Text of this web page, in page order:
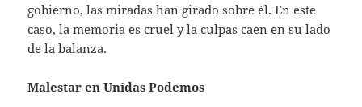
gobierno, las miradas han girado sobre él. En este
caso, la memoria es cruel y la culpas caen en su lado
de la balanza.
Malestar en Unidas Podemos